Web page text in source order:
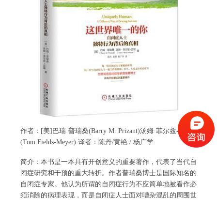
作者：[美]巴瑞·普瑞桑(Barry M. Prizant)汤姆·菲尔兹-迈耶
(Tom Fields-Meyer) 译者：陈丹/黄艳 / 杨广学
简介：本书是一本具有开创意义的重要著作，代表了当代自
闭症研究和干预的重大转折。作者普瑞桑博士是国际知名的
自闭症专家。他认为所谓的自闭症行为不应简单地被看作必
须消除的病理表现，而是自闭症人士面对嘈杂混乱的周围世